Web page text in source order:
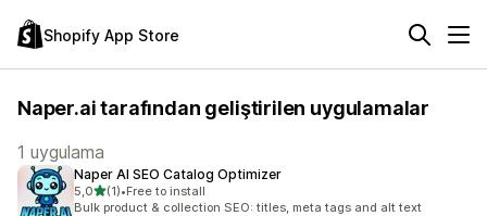
Shopify App Store
Naper.ai tarafından geliştirilen uygulamalar
1 uygulama
Naper AI SEO Catalog Optimizer
5,05 yıldız üzerinden
(1)
toplam 1 değerlendirme
•Free to install
Bulk product & collection SEO: titles, meta tags and alt text